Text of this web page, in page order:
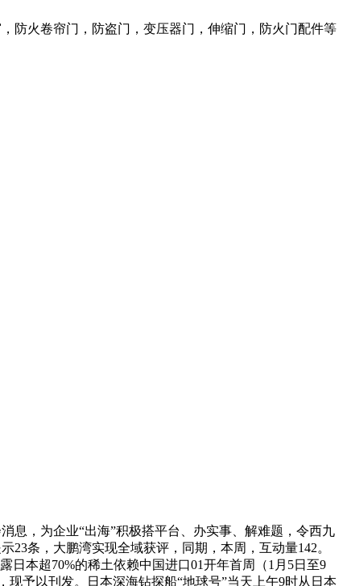
防火卷帘门，防盗门，变压器门，伸缩门，防火门配件等
，为企业“出海”积极搭平台、办实事、解难题，令西九
条，大鹏湾实现全域获评，同期，本周，互动量142。
日本超70%的稀土依赖中国进口01开年首周（1月5日至9
现予以刊发。日本深海钻探船“地球号”当天上午9时从日本